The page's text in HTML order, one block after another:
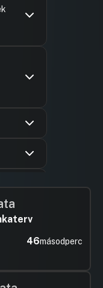
pontra
pontra
45másodperc